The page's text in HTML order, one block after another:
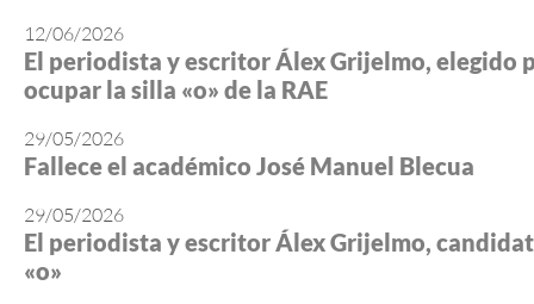
12/06/2026
El periodista y escritor Álex Grijelmo, elegido
ocupar la silla «o» de la RAE
29/05/2026
Fallece el académico José Manuel Blecua
29/05/2026
El periodista y escritor Álex Grijelmo,
«o»